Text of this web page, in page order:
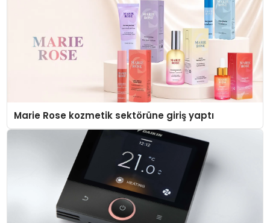
Marie Rose kozmetik sektörüne giriş yaptı